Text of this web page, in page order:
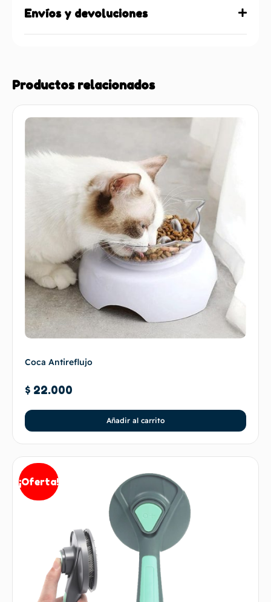
Envíos y devoluciones
Productos relacionados
Coca Antireflujo
$ 22.000
Añadir al carrito
¡Oferta!